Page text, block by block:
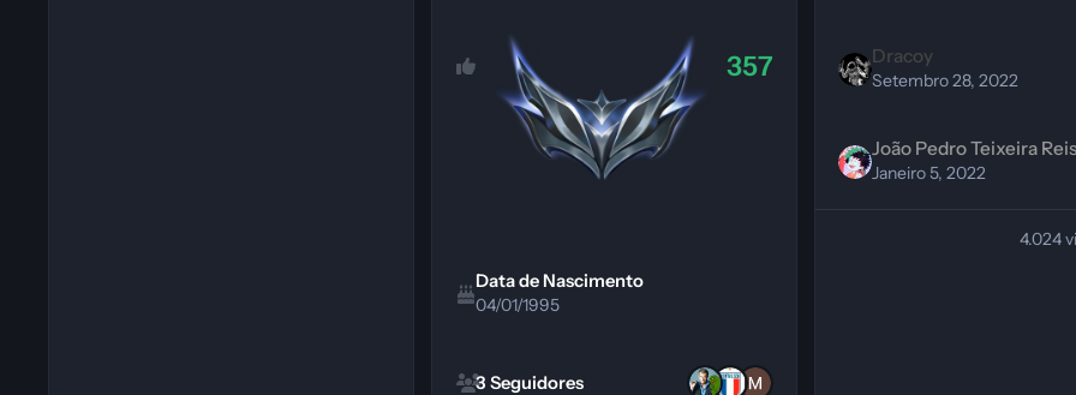
357
Data de Nascimento
04/01/1995
3 Seguidores
Dracoy
Setembro 28, 2022
João Pedro Teixeira Reis
Janeiro 5, 2022
4.024